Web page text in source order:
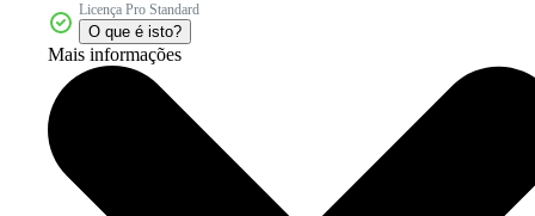
Licença Pro Standard
O que é isto?
Mais informações